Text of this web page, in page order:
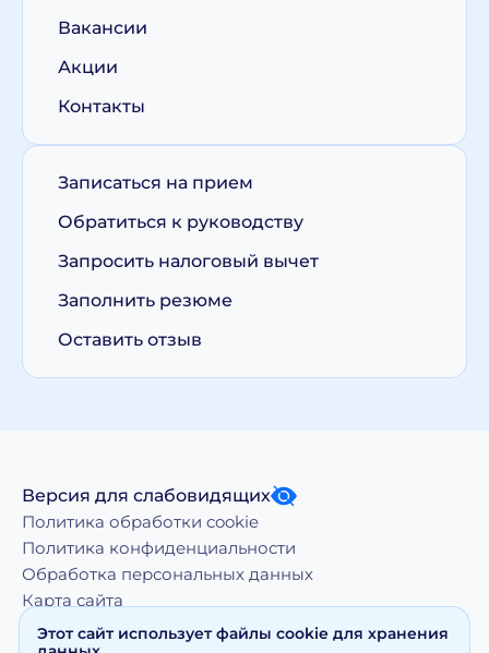
Вакансии
Акции
Контакты
Записаться на прием
Обратиться к руководству
Запросить налоговый вычет
Заполнить резюме
Оставить отзыв
Версия для слабовидящих
Политика обработки cookie
Политика конфиденциальности
Обработка персональных данных
Карта сайта
Этот сайт использует файлы cookie для хранения